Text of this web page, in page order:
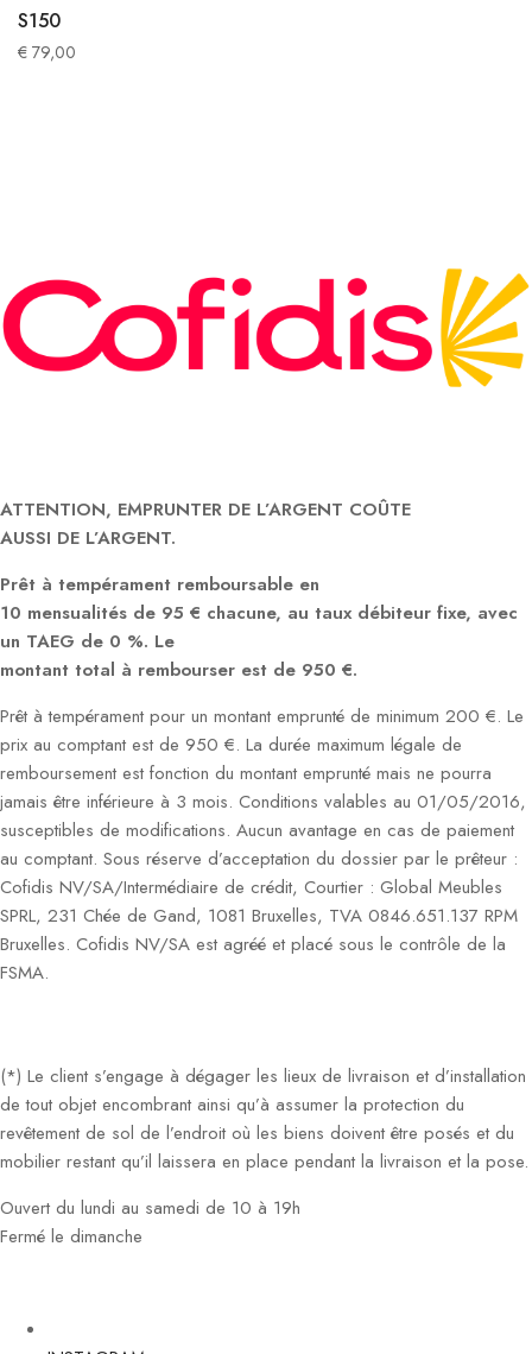
S150
€ 79,00
ATTENTION, EMPRUNTER DE L’ARGENT COÛTE
AUSSI DE L’ARGENT.
Prêt à tempérament remboursable en
10 mensualités de 95 € chacune, au taux débiteur fixe, avec
un TAEG de 0 %. Le
montant total à rembourser est de 950 €.
Prêt à tempérament pour un montant emprunté de minimum 200 €. Le
prix au comptant est de 950 €. La durée maximum légale de
remboursement est fonction du montant emprunté mais ne pourra
jamais être inférieure à 3 mois. Conditions valables au 01/05/2016,
susceptibles de modifications. Aucun avantage en cas de paiement
au comptant. Sous réserve d’acceptation du dossier par le prêteur :
Cofidis NV/SA/Intermédiaire de crédit, Courtier : Global Meubles
SPRL, 231 Chée de Gand, 1081 Bruxelles, TVA 0846.651.137 RPM
Bruxelles. Cofidis NV/SA est agréé et placé sous le contrôle de la
FSMA.
(*) Le client s’engage à dégager les lieux de livraison et d’installation
de tout objet encombrant ainsi qu’à assumer la protection du
revêtement de sol de l’endroit où les biens doivent être posés et du
mobilier restant qu’il laissera en place pendant la livraison et la pose.
Ouvert du lundi au samedi de 10 à 19h
Fermé le dimanche